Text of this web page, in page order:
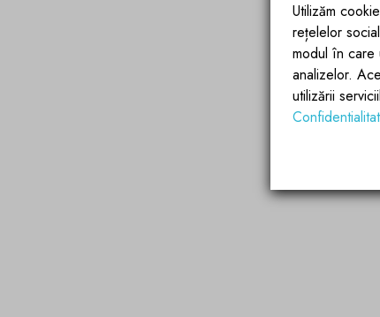
Utilizăm
rețelelor
modul în care
analizelor.
utilizării